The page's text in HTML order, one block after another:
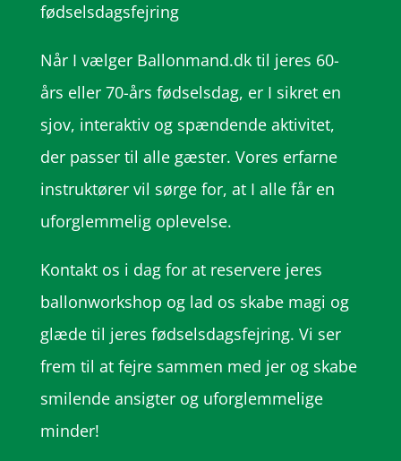
fødselsdagsfejring
Når I vælger Ballonmand.dk til jeres 60-
års eller 70-års fødselsdag, er I sikret en
sjov, interaktiv og spændende aktivitet,
der passer til alle gæster. Vores erfarne
instruktører vil sørge for, at I alle får en
uforglemmelig oplevelse.
Kontakt os i dag for at reservere jeres
ballonworkshop og lad os skabe magi og
glæde til jeres fødselsdagsfejring. Vi ser
frem til at fejre sammen med jer og skabe
smilende ansigter og uforglemmelige
minder!